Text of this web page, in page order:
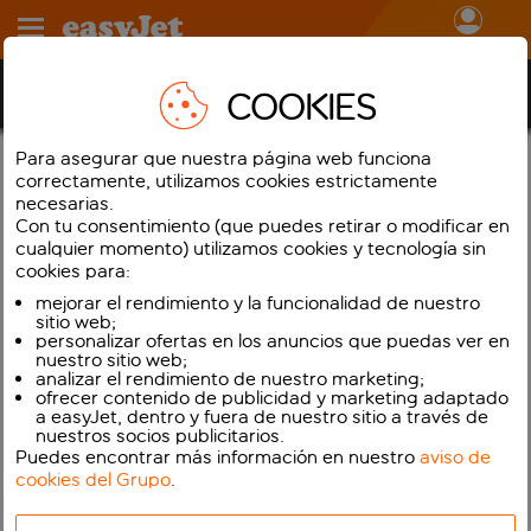
Inicia sessió
Termes i condicions d’easyJet Serveis addicionals
Oferim altres serveis a més a més dels nostres serveis de
vol, que estan facilitats pels nostres proveïdors tercers
(«Serveis addicionals»). Podeu adquirir aquests serveis
addicionals a través de nosaltres o dels enllaços que
facilitem.
Poden aplicar-se termes i condicions específics quan es
contracten aquests serveis addicionals. Els termes
aplicables s’especifiquen en el moment de la compra,
durant el procés de reserva i en la confirmació de reserva
per al servei addicional concret. Assegureu-vos que els
llegiu amb atenció abans de completar la compra.
Per als lloguers de cotxes facilitats per CarTrawler,
COOKIES
Para asegurar que nuestra página web funciona
correctamente, utilizamos cookies estrictamente
necesarias.
Con tu consentimiento (que puedes retirar o modificar en
cualquier momento) utilizamos cookies y tecnología sin
cookies para:
mejorar el rendimiento y la funcionalidad de nuestro
sitio web;
personalizar ofertas en los anuncios que puedas ver en
nuestro sitio web;
analizar el rendimiento de nuestro marketing;
ofrecer contenido de publicidad y marketing adaptado
a easyJet, dentro y fuera de nuestro sitio a través de
nuestros socios publicitarios.
Puedes encontrar más información en nuestroaviso de
cookies del Grupo.